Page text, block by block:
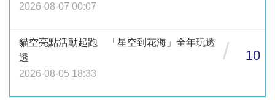
2026-08-07 00:07
貓空亮點活動起跑 「星空到花海」全年玩透
透
2026-08-05 18:33
/ 10